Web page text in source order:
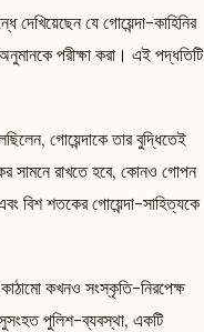
দেখিয়েছেন যে গোয়েন্দা-কাহিনির
পরীক্ষা করা। এই পদ্ধতিটি
গোয়েন্দাকে তার বুদ্ধিতেই
সামনে রাখতে হবে, কোনও গোপন
বিশ শতকের গোয়েন্দা-সাহিত্যকে
কখনও সংস্কৃতি-নিরপেক্ষ
সুসংহত পুলিশ-ব্যবস্থা, একটি